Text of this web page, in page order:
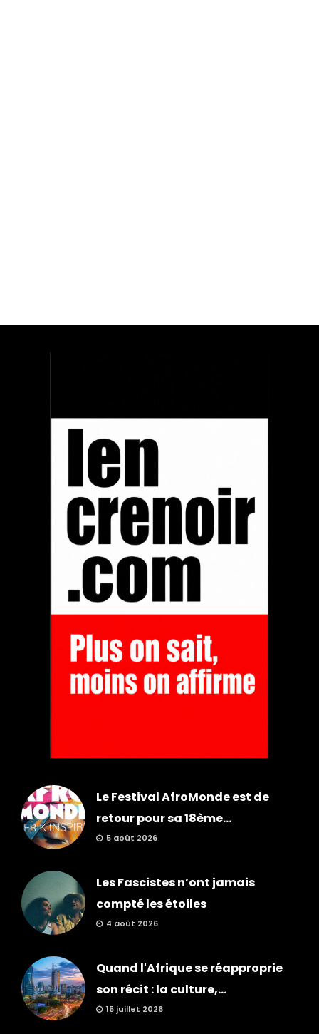
Le Festival AfroMonde est de
retour pour sa 18ème...
5 août 2026
Les Fascistes n’ont jamais
compté les étoiles
4 août 2026
Quand l'Afrique se réapproprie
son récit : la culture,...
15 juillet 2026